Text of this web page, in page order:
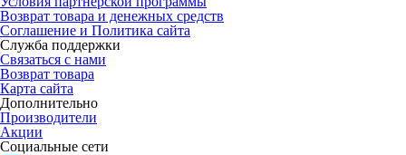
Возврат товара и денежных средств
Соглашение и Политика сайта
Служба поддержки
Связаться с нами
Возврат товара
Карта сайта
Дополнительно
Производители
Акции
Социальные сети